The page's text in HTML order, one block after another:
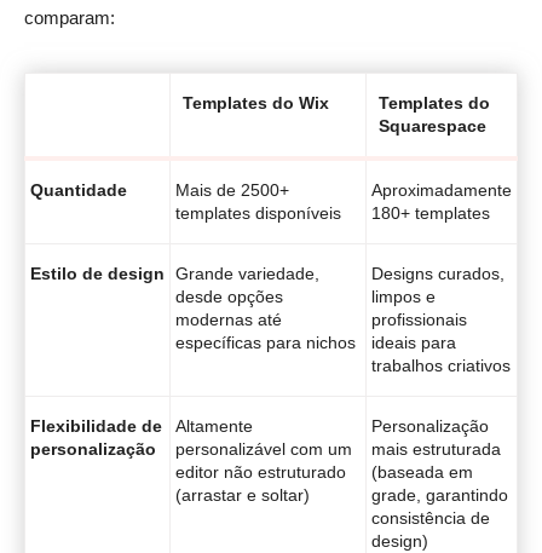
comparam:
Templates do Wix
Templates do
Squarespace
Quantidade
Mais de 2500+
templates disponíveis
Aproximadamente
180+ templates
Estilo de design
Grande variedade,
desde opções
modernas até
específicas para nichos
Designs curados,
limpos e
profissionais
ideais para
trabalhos criativos
Flexibilidade de
personalização
Altamente
personalizável com um
editor não estruturado
(arrastar e soltar)
Personalização
mais estruturada
(baseada em
grade, garantindo
consistência de
design)